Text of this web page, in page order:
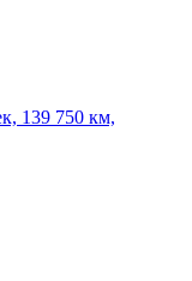
139 750 км,